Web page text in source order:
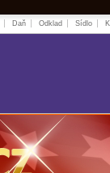
Daň Odklad Sídlo